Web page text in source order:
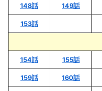
148話 149話
153話
154話 155話
159話 160話